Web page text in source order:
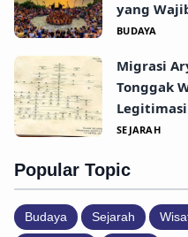
yang
BUDAYA
Migrasi
Tonggak
SEJARAH
Popular Topic
Budaya Sejarah